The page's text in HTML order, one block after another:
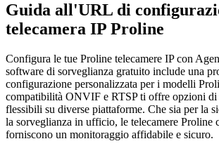
Guida all'URL di
telecamera IP Proline
Configura le tue Proline telecamere IP con
software di sorveglianza gratuito include una
configurazione personalizzata per i modelli
compatibilità ONVIF e RTSP ti offre opzioni di
flessibili su diverse piattaforme. Che sia per la
la sorveglianza in ufficio, le telecamere Proline
forniscono un monitoraggio affidabile e sicuro.